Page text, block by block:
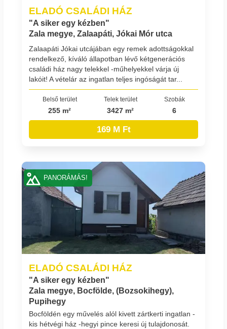
ELADÓ CSALÁDI HÁZ
"A siker egy kézben"
Zala megye, Zalaapáti, Jókai Mór utca
Zalaapáti Jókai utcájában egy remek adottságokkal
rendelkező, kíváló állapotban lévő kétgenerációs
családi ház nagy telekkel -műhelyekkel várja új
lakóit! A vételár az ingatlan teljes ingóságát tar...
Belső terület
255 m²
Telek terület
3427 m²
Szobák
6
169 M Ft
ELADÓ CSALÁDI HÁZ
"A siker egy kézben"
Zala megye, Bocfölde, (Bozsokihegy),
Pupihegy
Bocföldén egy művelés alól kivett zártkerti ingatlan -
kis hétvégi ház -hegyi pince keresi új tulajdonosát.
PANORÁMÁS!